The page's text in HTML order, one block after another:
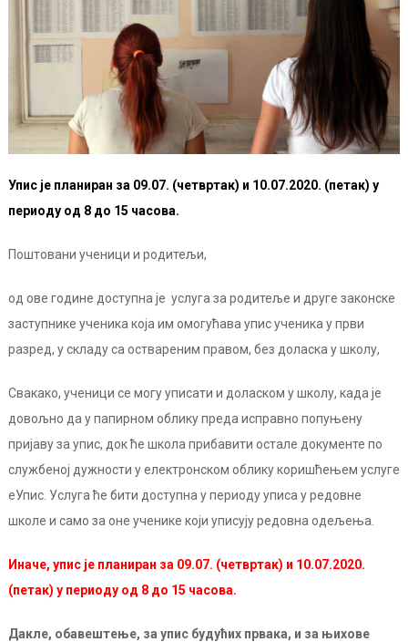
Упис је планиран за 09.07. (четвртак) и 10.07.2020. (петак) у
периоду од 8 до 15 часова.
Поштовани ученици и родитељи,
од ове године доступна је услуга за родитеље и друге законске
заступнике ученика која им омогућава упис ученика у први
разред, у складу са оствареним правом, без доласка у школу,
Свакако, ученици се могу уписати и доласком у школу, када је
довољно да у папирном облику преда исправно попуњену
пријаву за упис, док ће школа прибавити остале документе по
службеној дужности у електронском облику коришћењем услуге
еУпис. Услуга ће бити доступна у периоду уписа у редовне
школе и само за оне ученике који уписују редовна одељења.
Иначе, упис је планиран за 09.07. (четвртак) и 10.07.2020.
(петак) у периоду од 8 до 15 часова.
Дакле, обавештење, за упис будућих првака, и за њихове